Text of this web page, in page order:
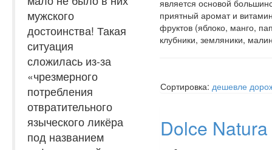
мужского
достоинства! Такая
ситуация
сложилась из-за
«чрезмерного
потребления
отвратительного
языческого ликёра
под названием
является основой
приятный аромат и
фруктов (яблоко, манго,
клубники, земляники,
Сортировка: дешевле
Dolce